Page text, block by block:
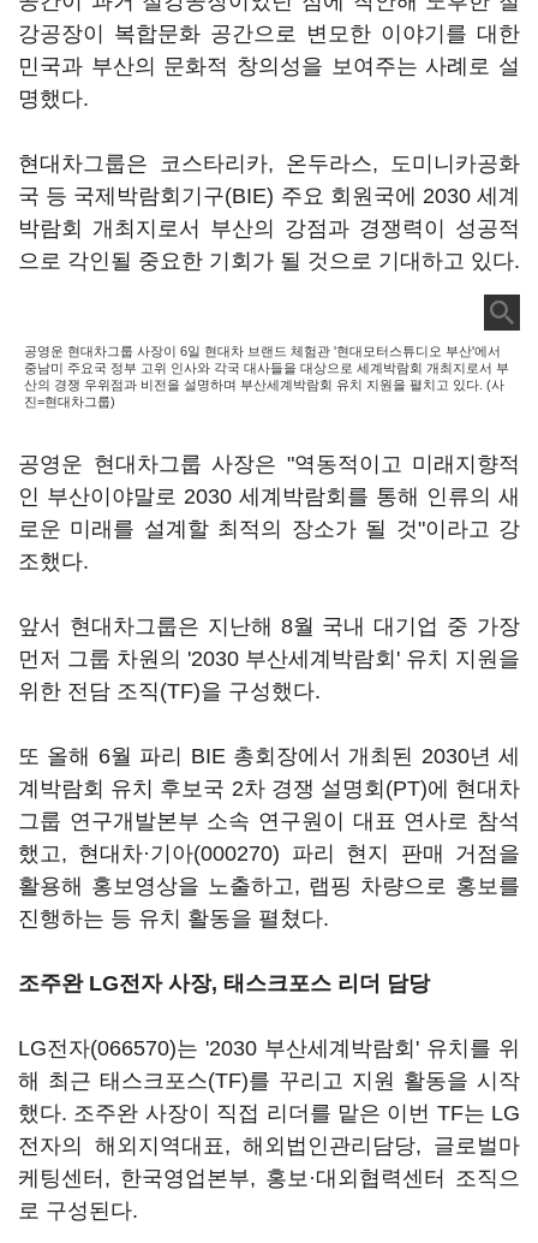
강공장이 복합문화 공간으로 변모한 이야기를 대한
민국과 부산의 문화적 창의성을 보여주는 사례로 설
명했다.
현대차그룹은 코스타리카, 온두라스, 도미니카공화
국 등 국제박람회기구(BIE) 주요 회원국에 2030 세계
박람회 개최지로서 부산의 강점과 경쟁력이 성공적
으로 각인될 중요한 기회가 될 것으로 기대하고 있다.
공영운 현대차그룹 사장이 6일 현대차 브랜드 체험관 '현대모터스튜디오 부산'에서
중남미 주요국 정부 고위 인사와 각국 대사들을 대상으로 세계박람회 개최지로서 부
산의 경쟁 우위점과 비전을 설명하며 부산세계박람회 유치 지원을 펼치고 있다. (사
진=현대차그룹)
공영운 현대차그룹 사장은 "역동적이고 미래지향적
인 부산이야말로 2030 세계박람회를 통해 인류의 새
로운 미래를 설계할 최적의 장소가 될 것"이라고 강
조했다.
앞서 현대차그룹은 지난해 8월 국내 대기업 중 가장
먼저 그룹 차원의 '2030 부산세계박람회' 유치 지원을
위한 전담 조직(TF)을 구성했다.
또 올해 6월 파리 BIE 총회장에서 개최된 2030년 세
계박람회 유치 후보국 2차 경쟁 설명회(PT)에 현대차
그룹 연구개발본부 소속 연구원이 대표 연사로 참석
했고, 현대차·기아(000270) 파리 현지 판매 거점을
활용해 홍보영상을 노출하고, 랩핑 차량으로 홍보를
진행하는 등 유치 활동을 펼쳤다.
조주완 LG전자 사장, 태스크포스 리더 담당
LG전자(066570)는 '2030 부산세계박람회' 유치를 위
해 최근 태스크포스(TF)를 꾸리고 지원 활동을 시작
했다. 조주완 사장이 직접 리더를 맡은 이번 TF는 LG
전자의 해외지역대표, 해외법인관리담당, 글로벌마
케팅센터, 한국영업본부, 홍보·대외협력센터 조직으
로 구성된다.